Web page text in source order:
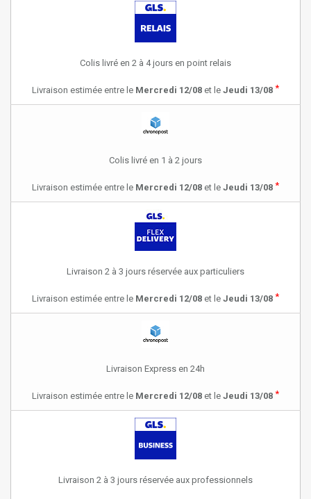
Colis livré en 2 à 4 jours en point relais
Livraison estimée entre le Mercredi 12/08 et le Jeudi 13/08 *
Colis livré en 1 à 2 jours
Livraison estimée entre le Mercredi 12/08 et le Jeudi 13/08 *
Livraison 2 à 3 jours réservée aux particuliers
Livraison estimée entre le Mercredi 12/08 et le Jeudi 13/08 *
Livraison Express en 24h
Livraison estimée entre le Mercredi 12/08 et le Jeudi 13/08 *
Livraison 2 à 3 jours réservée aux professionnels